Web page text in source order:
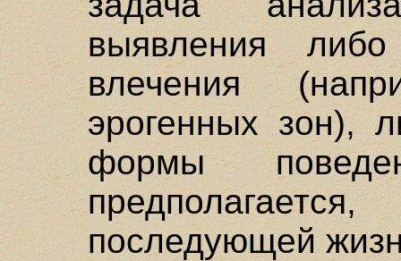
выявления
влечения
эрогенных зон),
формы
последующей